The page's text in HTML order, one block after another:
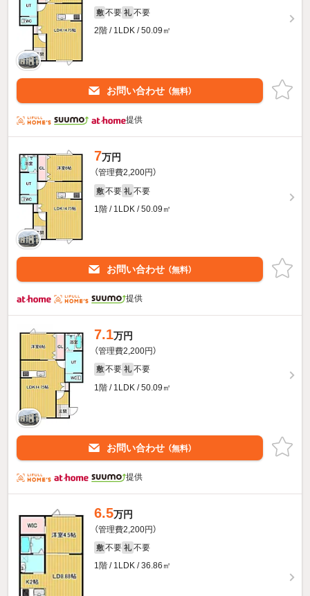
敷 不要 礼 不要
2階 / 1LDK / 50.09㎡
お問い合わせ （無料）
提供
7万円
（管理費2,200円）
敷 不要 礼 不要
1階 / 1LDK / 50.09㎡
お問い合わせ （無料）
提供
7.1万円
（管理費2,200円）
敷 不要 礼 不要
1階 / 1LDK / 50.09㎡
お問い合わせ （無料）
提供
6.5万円
（管理費2,200円）
敷 不要 礼 不要
1階 / 1LDK / 36.86㎡